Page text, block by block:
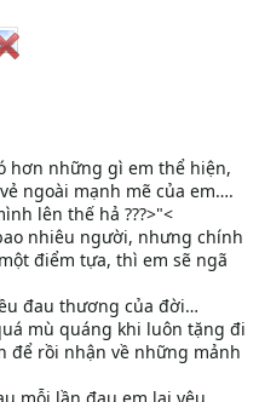
hơn những gì em thể hiện,
ngoài mạnh mẽ của em….
lên thế hả ???>"<
nhiêu người, nhưng chính
điểm tựa, thì em sẽ ngã
đau thương của đời…
mù quáng khi luôn tặng đi
để rồi nhận về những mảnh